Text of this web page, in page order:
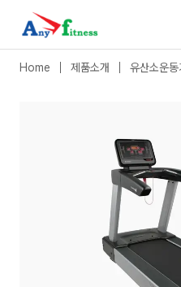
클럽용 런닝머신|DM810/T- 애
Home 제품소개 유산소운동